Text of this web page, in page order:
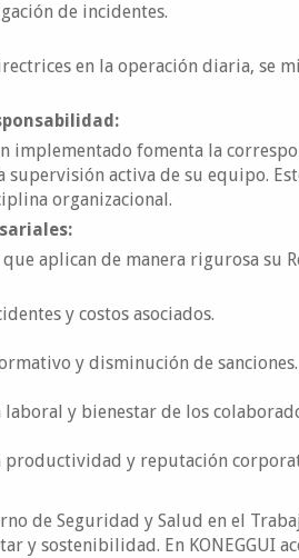
de incidentes.
en la operación diaria, se
implementado fomenta la
supervisión activa de su equipo.
organizacional.
que aplican de manera rigurosa
y costos asociados.
y disminución de sanciones.
y bienestar de los
productividad y reputación
de Seguridad y Salud en el
y sostenibilidad. En KONEGGUI